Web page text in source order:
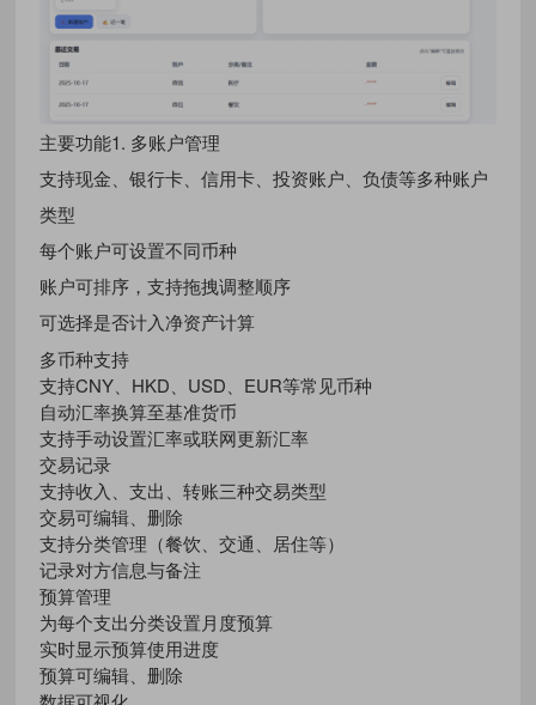
主要功能1. 多账户管理
支持现金、银行卡、信用卡、投资账户、负债等多种账户
类型
每个账户可设置不同币种
账户可排序，支持拖拽调整顺序
可选择是否计入净资产计算
多币种支持
支持CNY、HKD、USD、EUR等常见币种
自动汇率换算至基准货币
支持手动设置汇率或联网更新汇率
交易记录
支持收入、支出、转账三种交易类型
交易可编辑、删除
支持分类管理（餐饮、交通、居住等）
记录对方信息与备注
预算管理
为每个支出分类设置月度预算
实时显示预算使用进度
预算可编辑、删除